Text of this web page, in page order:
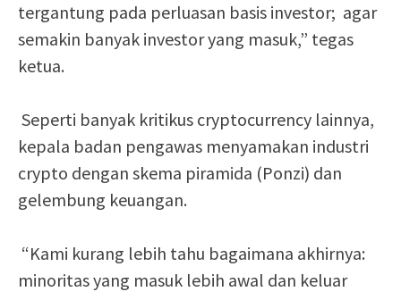
tergantung pada perluasan basis investor; agar
semakin banyak investor yang masuk,” tegas
ketua.
Seperti banyak kritikus cryptocurrency lainnya,
kepala badan pengawas menyamakan industri
crypto dengan skema piramida (Ponzi) dan
gelembung keuangan.
“Kami kurang lebih tahu bagaimana akhirnya:
minoritas yang masuk lebih awal dan keluar